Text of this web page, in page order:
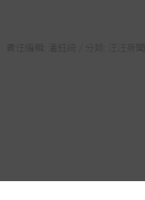
責任編輯: 潘鈺綺 / 分類: 汪汪新聞